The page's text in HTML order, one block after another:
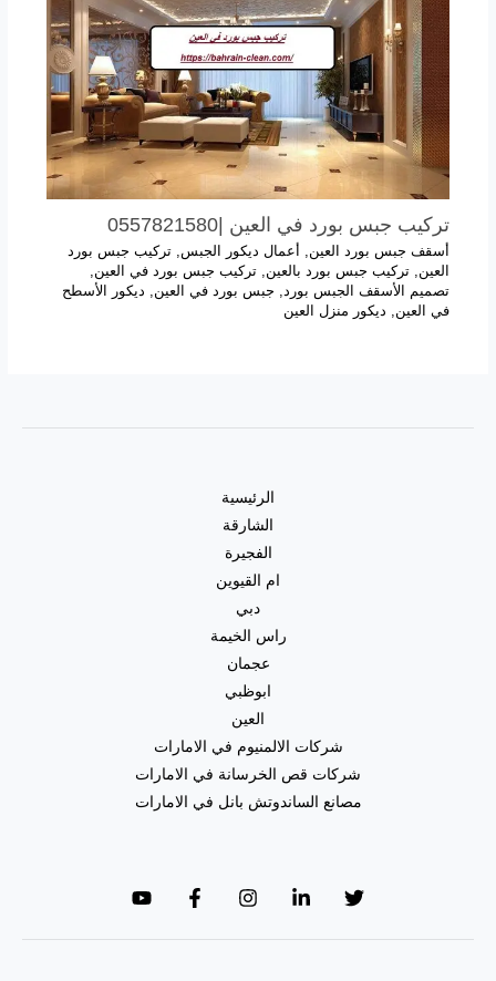
تركيب جبس بورد في العين |0557821580
أسقف جبس بورد العين, أعمال ديكور الجبس, تركيب جبس بورد
العين, تركيب جبس بورد بالعين, تركيب جبس بورد في العين,
تصميم الأسقف الجبس بورد, جبس بورد في العين, ديكور الأسطح
في العين, ديكور منزل العين
الرئيسية
الشارقة
الفجيرة
ام القيوين
دبي
راس الخيمة
عجمان
ابوظبي
العين
شركات الالمنيوم في الامارات
شركات قص الخرسانة في الامارات
مصانع الساندوتش بانل في الامارات